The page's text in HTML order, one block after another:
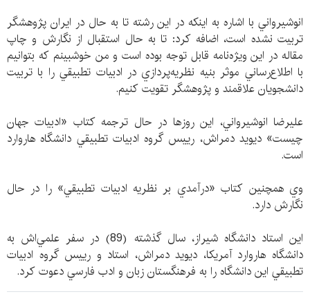
انوشيرواني با اشاره به اينكه در اين رشته تا به حال در ايران پژوهشگر
تربيت نشده است، اضافه كرد: تا به حال استقبال از نگارش و چاپ
مقاله در اين ويژه‌نامه قابل توجه بوده است و من خوشبينم كه بتوانيم
با اطلاع‌رساني موثر بنيه نظريه‌پردازي در ادبيات تطبيقي را با تربيت
دانشجويان علاقمند و پژوهشگر تقويت كنيم.
عليرضا انوشيرواني، اين روزها در حال ترجمه كتاب «ادبيات جهان
چيست» ديويد دمراش، ‌رييس گروه ادبيات تطبيقي دانشگاه هاروارد
است.
وي همچنين كتاب «درآ‌مدي بر نظريه ادبيات تطبيقي» را در حال
نگارش دارد.
اين استاد دانشگاه شيراز، سال گذشته (89) در سفر علمي‌اش به
دانشگاه هاروارد آمريكا، ديويد دمراش، استاد و رييس گروه ادبيات
تطبيقي اين دانشگاه را به فرهنگستان زبان و ادب فارسي دعوت كرد.